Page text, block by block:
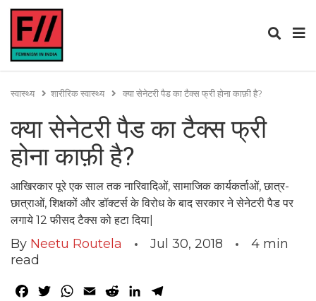
स्वास्थ्य शारीरिक स्वास्थ्य क्या सेनेटरी पैड का टैक्स फ्री होना काफ़ी है?
क्या सेनेटरी पैड का टैक्स फ्री
होना काफ़ी है?
आखिरकार पूरे एक साल तक नारिवादिओं, सामाजिक कार्यकर्ताओं, छात्र-
छात्राओं, शिक्षकों और डॉक्टर्स के विरोध के बाद सरकार ने सेनेटरी पैड पर
लगाये 12 फीसद टैक्स को हटा दिया|
By Neetu Routela Jul 30, 2018 4 min
read
Facebook
TwitterWhatsApp
Email RedditLinkedIn